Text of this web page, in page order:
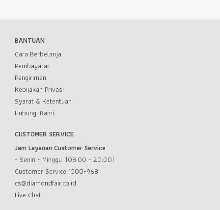
BANTUAN
Cara Berbelanja
Pembayaran
Pengiriman
Kebijakan Privasi
Syarat & Ketentuan
Hubungi Kami
CUSTOMER SERVICE
Jam Layanan Customer Service
- Senin - Minggu (08:00 - 20:00)
Customer Service 1500-968
cs@diamondfair.co.id
Live Chat